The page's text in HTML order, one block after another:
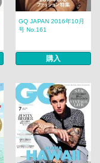
GQ JAPAN 2016年10月
号 No.161
購入